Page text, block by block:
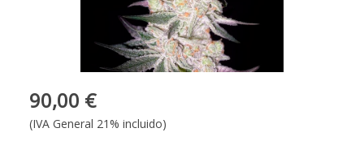
90,00 €
(IVA General 21% incluido)